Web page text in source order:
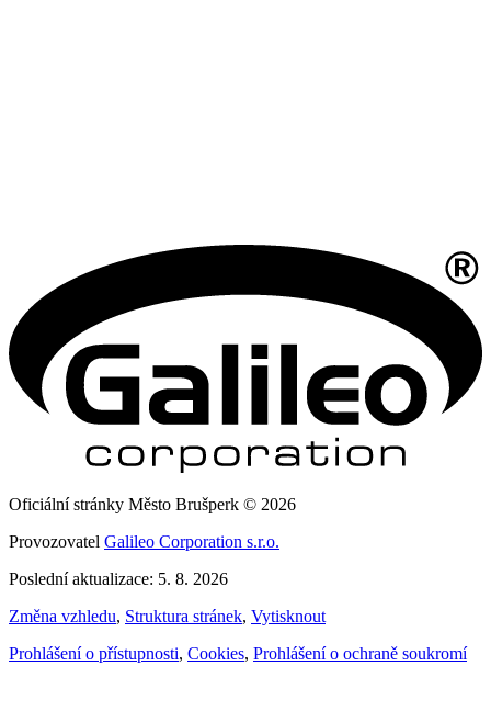
Oficiální stránky Město Brušperk © 2026
Provozovatel Galileo Corporation s.r.o.
Poslední aktualizace: 5. 8. 2026
Změna vzhledu, Struktura stránek, Vytisknout
Prohlášení o přístupnosti, Cookies, Prohlášení o ochraně soukromí